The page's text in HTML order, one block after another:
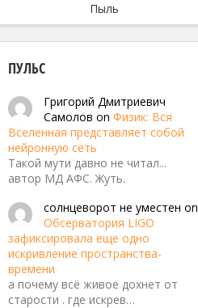
Пыль
ПУЛЬС
Григорий Дмитриевич
Самолов on Физик: Вся
Вселенная представляет собой
нейронную сеть
Такой мути давно не читал...
автор МД АФС. Жуть.
солнцеворот не уместен on
Обсерватория LIGO
зафиксировала еще одно
искривление пространства-
времени
а почему всё живое дохнет от
старости . где искрев…